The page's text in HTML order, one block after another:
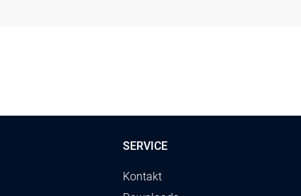
SERVICE
Kontakt